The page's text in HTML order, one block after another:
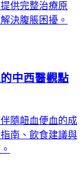
供完整治療原
決腹脹困擾。
中西醫觀點
隨衄血便血的成
南、飲食建議與